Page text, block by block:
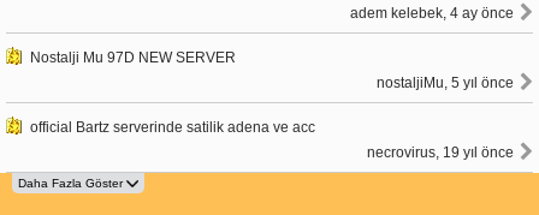
adem kelebek, 4 ay önce
Nostalji Mu 97D NEW SERVER
nostaljiMu, 5 yıl önce
official Bartz serverinde satilik adena ve acc
necrovirus, 19 yıl önce